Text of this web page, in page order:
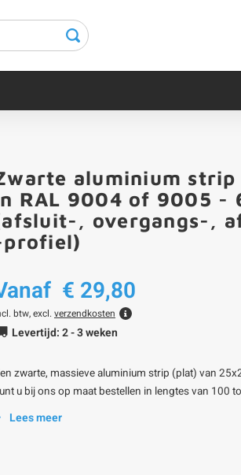
aluminium
RAL 9004 of 9005 -
, overgangs-,
€ 29,80
btw, excl. verzendkosten
Levertijd: 2 - 3 weken
zwarte, massieve aluminium strip (plat) van
u bij ons op maat bestellen in lengtes van 100
Lees meer